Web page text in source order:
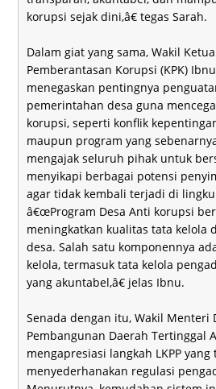
korupsi sejak dini,â€ tegas Sarah.
Dalam giat yang sama, Wakil
Pemberantasan Korupsi (KPK)
menegaskan pentingnya
pemerintahan desa guna
korupsi, seperti konflik
maupun program yang
mengajak seluruh pihak untuk
menyikapi berbagai potensi
agar tidak kembali terjadi di
â€œProgram Desa Anti korupsi
meningkatkan kualitas tata kelola
desa. Salah satu komponennya
kelola, termasuk tata kelola
yang akuntabel,â€ jelas Ibnu.
Senada dengan itu, Wakil Menteri
Pembangunan Daerah Tertinggal
mengapresiasi langkah LKPP yang
menyederhanakan regulasi